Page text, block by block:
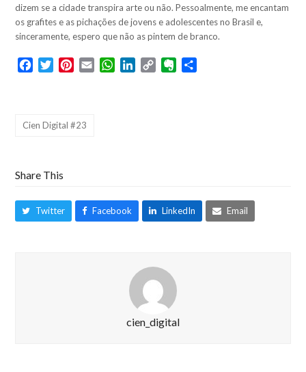
dizem se a cidade transpira arte ou não. Pessoalmente, me encantam
os grafites e as pichações de jovens e adolescentes no Brasil e,
sinceramente, espero que não as pintem de branco.
FacebookTwitterPinterest
Email WhatsApp
LinkedIn
Copy
Evernote
Cien Digital #23
Share This
Twitter Facebook LinkedIn Email
cien_digital